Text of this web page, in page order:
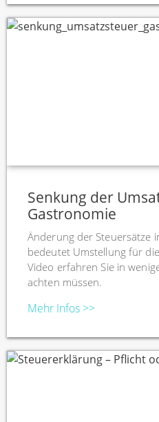
Senkung der
Gastronomie
Änderung der Steuersätze
bedeutet Umstellung für
Video erfahren Sie in
achten müssen.
Mehr Infos >>